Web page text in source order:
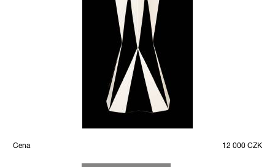
Cena 12 000 CZK